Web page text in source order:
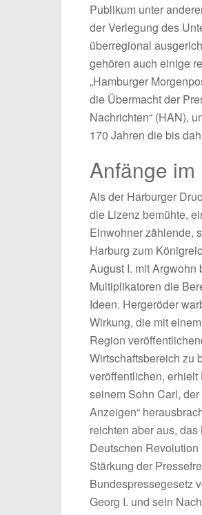
Publikum unter
der Verlegung des
überregional
gehören auch einige
„Hamburger
die Übermacht der
Nachrichten“ (HAN),
170 Jahren die bis
Anfänge
Als der Harburger
die Lizenz bemühte,
Einwohner zählende,
Harburg zum
August I. mit
Multiplikatoren die
Ideen. Hergeröder
Wirkung, die mit
Region
Wirtschaftsbereich zu
veröffentlichen,
seinem Sohn Carl,
Anzeigen“
reichten aber aus,
Deutschen
Stärkung der
Bundespressegesetz
Georg I. und sein